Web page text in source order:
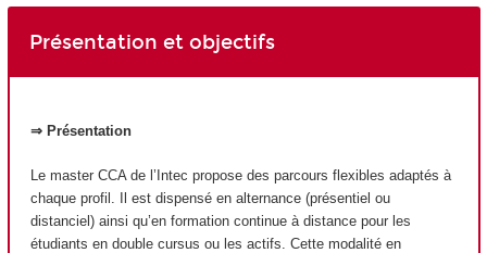
Présentation et objectifs
⇒ Présentation
Le master CCA de l’Intec propose des parcours flexibles adaptés à
chaque profil. Il est dispensé en alternance (présentiel ou
distanciel) ainsi qu’en formation continue à distance pour les
étudiants en double cursus ou les actifs. Cette modalité en